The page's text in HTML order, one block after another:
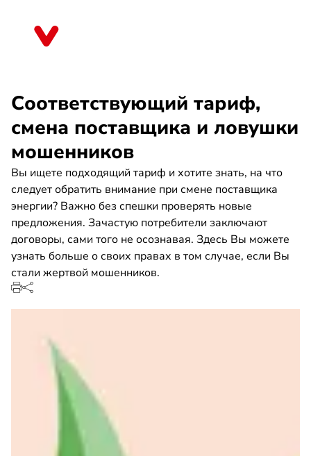
Соответствующий тариф,
смена поставщика и ловушки
мошенников
Вы ищете подходящий тариф и хотите знать, на что
следует обратить внимание при смене поставщика
энергии? Важно без спешки проверять новые
предложения. Зачастую потребители заключают
договоры, сами того не осознавая. Здесь Вы можете
узнать больше о своих правах в том случае, если Вы
стали жертвой мошенников.